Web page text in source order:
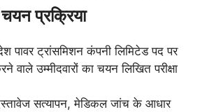
चयन प्रक्रिया
पावर ट्रांसमिशन कंपनी लिमिटेड पद पर
वाले उम्मीदवारों का चयन लिखित परीक्षा
सत्यापन, मेडिकल जांच के आधार